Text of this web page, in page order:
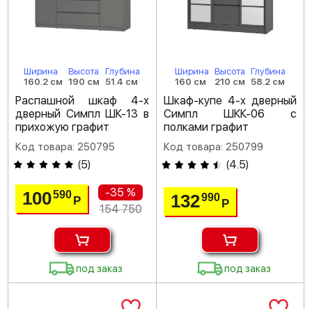
Ширина
160.2 см
Высота
190 см
Глубина
51.4 см
Распашной шкаф 4-х
дверный Симпл ШК-13 в
прихожую графит
Код товара: 250795
(5)
100590Р
-35 %
154 750
под заказ
Ширина
160 см
Высота
210 см
Глубина
58.2 см
Шкаф-купе 4-х дверный
Симпл ШКК-06 с
полками графит
Код товара: 250799
(4.5)
132990 Р
под заказ